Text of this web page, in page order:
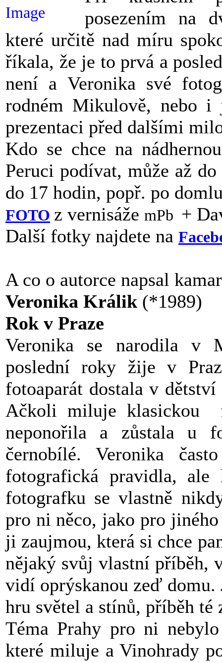
posezením na
které určitě nad míru
říkala, že je to prvá a
není a Veronika své
rodném Mikulově, nebo
prezentaci před dalšími
Kdo se chce na
Peruci podívat, může až
do 17 hodin, popř. po
FOTO z vernisáže mPb +
Další fotky najdete na
A co o autorce napsal
Veronika Králik (*1989)
Rok v Praze
Veronika se narodila v
poslední roky žije v
fotoaparát dostala v
Ačkoli miluje klasickou
neponořila a zůstala u
černobílé. Veronika
fotografická pravidla,
fotografku se vlastně
pro ni něco, jako pro
ji zaujmou, která si chce
nějaký svůj vlastní příběh,
vidí oprýskanou zeď
hru světel a stínů, příběh té
Téma Prahy pro ni
které miluje a Vinohrady